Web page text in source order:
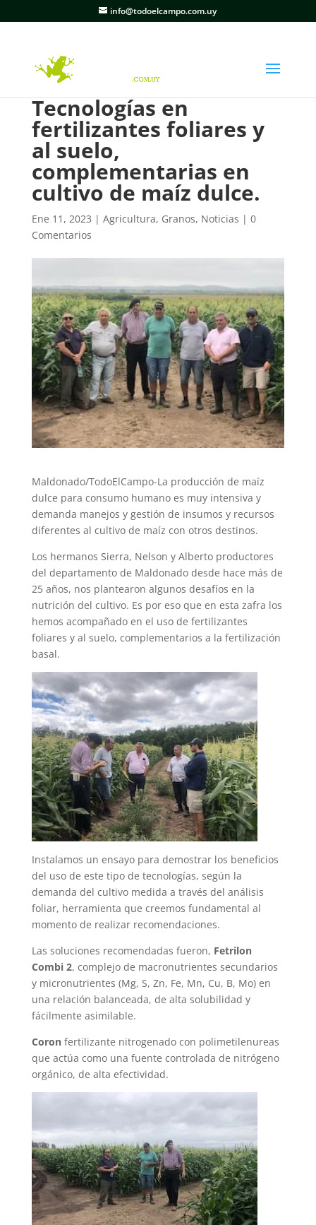
info@todoelcampo.com.uy
Tecnologías en
fertilizantes foliares y
al suelo,
complementarias en
cultivo de maíz dulce.
Ene 11, 2023 | Agricultura, Granos, Noticias | 0
Comentarios
Maldonado/TodoElCampo-La producción de maíz
dulce para consumo humano es muy intensiva y
demanda manejos y gestión de insumos y recursos
diferentes al cultivo de maíz con otros destinos.
Los hermanos Sierra, Nelson y Alberto productores
del departamento de Maldonado desde hace más de
25 años, nos plantearon algunos desafíos en la
nutrición del cultivo. Es por eso que en esta zafra los
hemos acompañado en el uso de fertilizantes
foliares y al suelo, complementarios a la fertilización
basal.
Instalamos un ensayo para demostrar los beneficios
del uso de este tipo de tecnologías, según la
demanda del cultivo medida a través del análisis
foliar, herramienta que creemos fundamental al
momento de realizar recomendaciones.
Las soluciones recomendadas fueron, Fetrilon
Combi 2, complejo de macronutrientes secundarios
y micronutrientes (Mg, S, Zn, Fe, Mn, Cu, B, Mo) en
una relación balanceada, de alta solubilidad y
fácilmente asimilable.
Coron fertilizante nitrogenado con polimetilenureas
que actúa como una fuente controlada de nitrógeno
orgánico, de alta efectividad.